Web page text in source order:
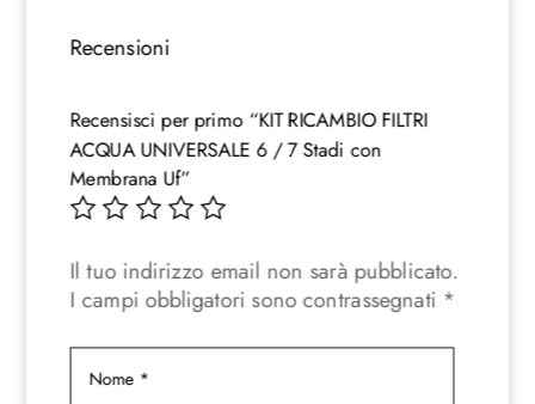
Recensioni
Recensisci per primo “KIT RICAMBIO FILTRI
ACQUA UNIVERSALE 6 / 7 Stadi con
Membrana Uf”
Il tuo indirizzo email non sarà pubblicato.
I campi obbligatori sono contrassegnati *